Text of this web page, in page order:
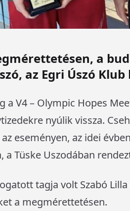
a
az Egri Úszó
V4 – Olympic Hopes
nyúlik vissza.
eseményen, az idei
Tüske Uszodában
tagja volt Szabó
a megmérettetésen.